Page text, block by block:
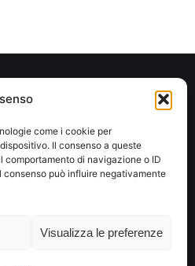
come i cookie per
Il consenso a queste
di navigazione o ID
può influire negativamente
Visualizza le preferenze